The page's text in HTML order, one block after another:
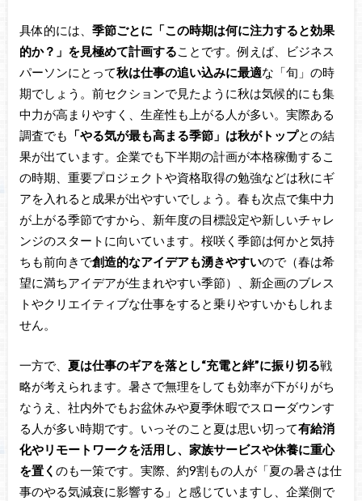
具体的には、 季節ごとに「この時期は何に注力すると効果
的か？」を見極めて計画することです。例えば、ビジネス
パーソンにとって秋は仕事の追い込みに最適な「旬」の時
期でしょう。前セクションで見たように秋は気候的にも集
中力が高まりやすく、生産性も上がる人が多い。実際ある
調査でも 「やる気が最も高まる季節」は秋がトップとの結
果が出ています。企業でも下半期の計画が本格稼働するこ
の時期、重要プロジェクトや資格取得の勉強などは秋にギ
アを入れると成果が出やすいでしょう。春も次点で集中力
が上がる季節ですから、新年度の目標設定や新しいチャレ
ンジのスタートに向いています。桜咲く季節は何かと気持
ちも前向きで創造的なアイデアも湧きやすいので（春は希
望に満ちアイデアが生まれやすい季節）、新企画のブレス
トやクリエイティブな仕事をすると乗りやすいかもしれま
せん。
一方で、 夏は仕事のギアを落とし“充電と絆”に振り切る戦
略が考えられます。暑さで無理をしても効率が下がりがち
なうえ、社内外でもお盆休みや夏季休暇でスローダウンす
る人が多い時期です。いっそのこと夏は思い切って有給消
化やリモートワークを活用し、家族サービスや休養に重心
を置く のも一策です。実際、約9割もの人が「夏の暑さは仕
事のやる気減衰に影響する」と感じていますし、企業側で